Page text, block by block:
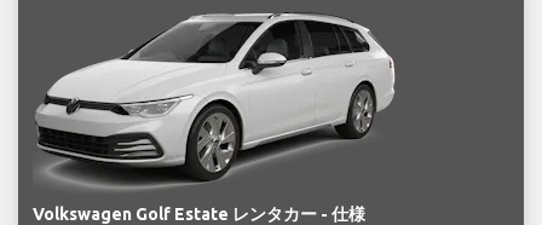
Volkswagen Golf Estate レンタカー - 仕様